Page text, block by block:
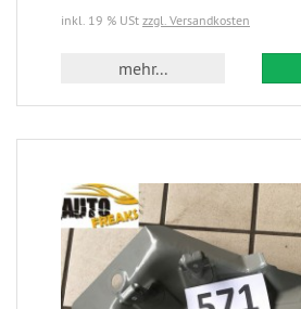
inkl. 19 % USt zzgl. Versandkosten
mehr...